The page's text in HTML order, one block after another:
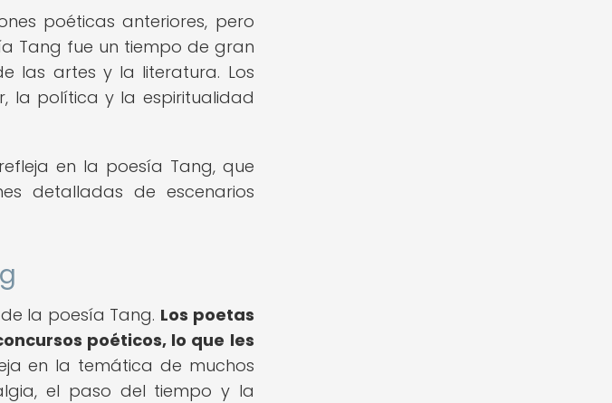
poéticas anteriores, pero
Tang fue un tiempo de gran
las artes y la literatura. Los
la política y la espiritualidad
en la poesía Tang, que
detalladas de escenarios
la poesía Tang. Los poetas
poéticos, lo que les
en la temática de muchos
el paso del tiempo y la